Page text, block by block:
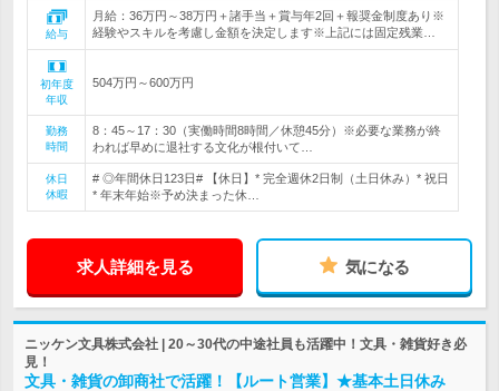
給与
月給：36万円～38万円＋諸手当＋賞与年2回＋報奨金制度あり※
経験やスキルを考慮し金額を決定します※上記には固定残業…
初年度
年収
504万円～600万円
勤務
時間
8：45～17：30（実働時間8時間／休憩45分）※必要な業務が終
われば早めに退社する文化が根付いて…
休日
休暇
# ◎年間休日123日# 【休日】* 完全週休2日制（土日休み）* 祝日
* 年末年始※予め決まった休…
求人詳細を見る 気になる
ニッケン文具株式会社 | 20～30代の中途社員も活躍中！文具・雑貨好き必
見！
文具・雑貨の卸商社で活躍！【ルート営業】★基本土日休み